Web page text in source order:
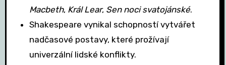
Macbeth, Král Lear, Sen noci svatojánské.
Shakespeare vynikal schopností vytvářet
nadčasové postavy, které prožívají
univerzální lidské konflikty.